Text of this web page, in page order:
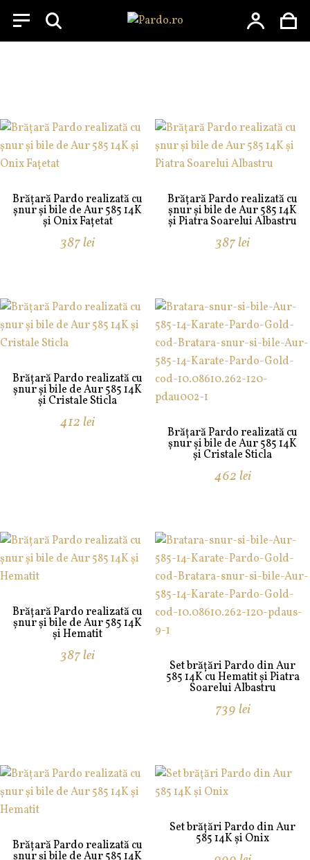
Menu
Brățară Pardo realizată cu
șnur și bile de Aur 585 14K
și Onix Fațetat
387lei
Brățară Pardo realizată cu
șnur și bile de Aur 585 14K
și Piatra Soarelui Albastru
387lei
Brățară Pardo realizată cu
șnur și bile de Aur 585 14K
și Cristale Sticla
412lei
Brățară Pardo realizată cu
șnur și bile de Aur 585 14K
și Cristale Sticla
462lei
Brățară Pardo realizată cu
șnur și bile de Aur 585 14K
și Hematit
387lei
Set brățări Pardo din Aur
585 14K cu Hematit și Piatra
Soarelui Albastru
739lei
Brățară Pardo realizată cu
șnur și bile de Aur 585 14K
Set brățări Pardo din Aur
585 14K și Onix